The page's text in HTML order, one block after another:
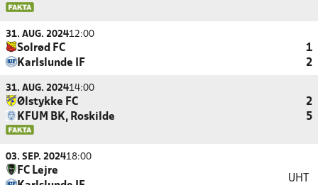
31. AUG. 202412:00
Solrød FC
1
Karlslunde IF
2
31. AUG. 202414:00
Ølstykke FC
2
KFUM BK, Roskilde
5
03. SEP. 202418:00
FC Lejre
UHT